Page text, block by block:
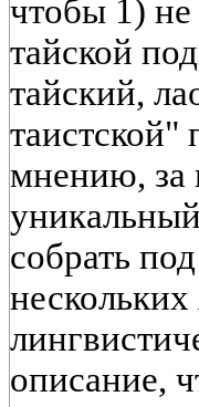
чтобы 1) не
тайской
тайский,
таистской"
мнению, за
собрать
описание,